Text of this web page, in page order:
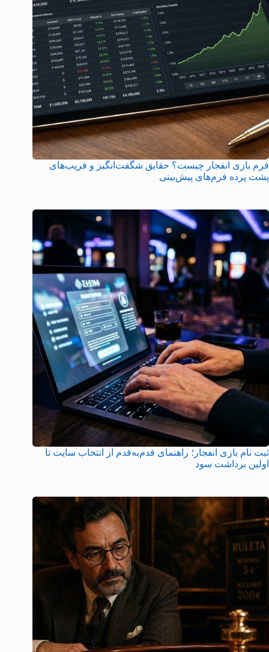
فرم بازی انفجار چیست؟ حقایق شگفت‌انگیز و فریب‌های
پشت پرده فرم‌های پیش‌بینی
ثبت نام بازی انفجار؛ راهنمای قدم‌به‌قدم از انتخاب سایت تا
اولین برداشت سود